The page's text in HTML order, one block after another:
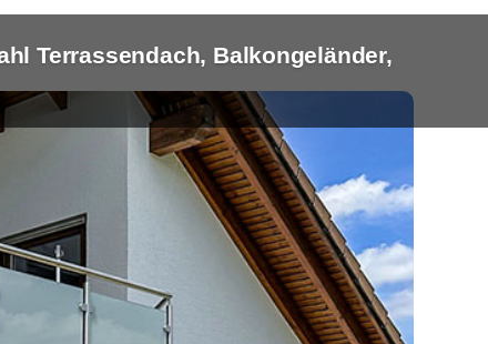
Terrassendach, Balkongeländer,